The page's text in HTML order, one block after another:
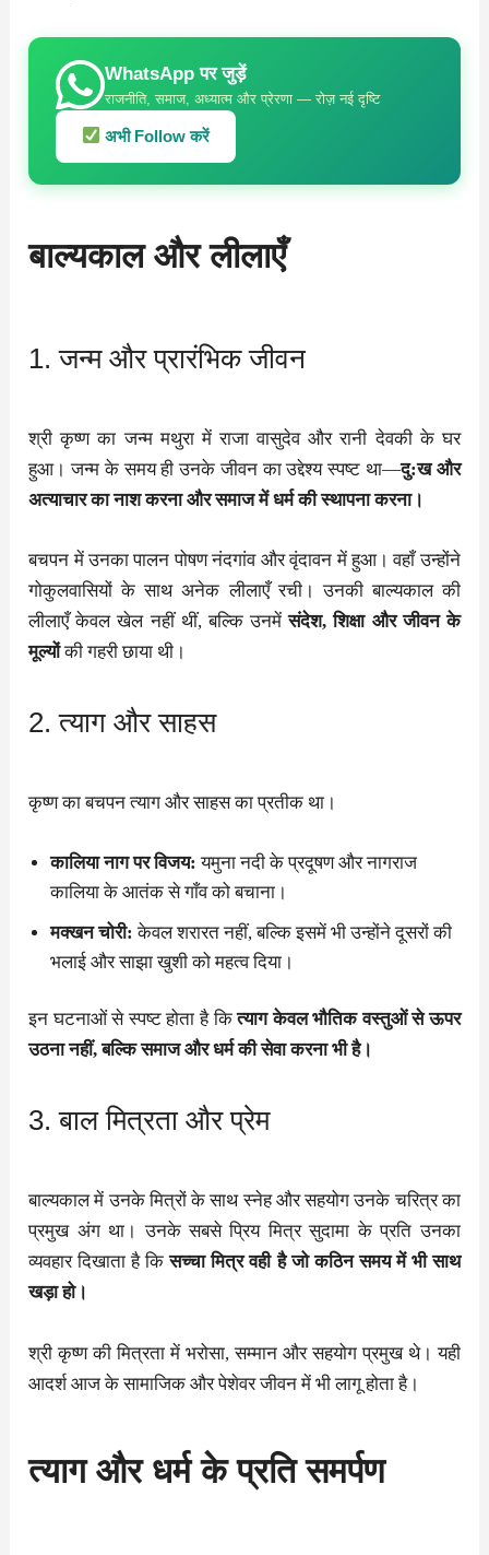
WhatsApp पर जुड़ें
राजनीति, समाज, अध्यात्म और प्रेरणा — रोज़ नई दृष्टि
अभी Follow करें
बाल्यकाल और लीलाएँ
1. जन्म और प्रारंभिक जीवन
श्री कृष्ण का जन्म मथुरा में राजा वासुदेव और रानी देवकी के घर
हुआ। जन्म के समय ही उनके जीवन का उद्देश्य स्पष्ट था—दु:ख और
अत्याचार का नाश करना और समाज में धर्म की स्थापना करना।
बचपन में उनका पालन पोषण नंदगांव और वृंदावन में हुआ। वहाँ उन्होंने
गोकुलवासियों के साथ अनेक लीलाएँ रची। उनकी बाल्यकाल की
लीलाएँ केवल खेल नहीं थीं, बल्कि उनमेंसंदेश, शिक्षा और जीवन के
मूल्योंकी गहरी छाया थी।
2. त्याग और साहस
कृष्ण का बचपन त्याग और साहस का प्रतीक था।
कालिया नाग पर विजय: यमुना नदी के प्रदूषण और नागराज
कालिया के आतंक से गाँव को बचाना।
मक्खन चोरी: केवल शरारत नहीं, बल्कि इसमें भी उन्होंने दूसरों की
भलाई और साझा खुशी को महत्व दिया।
इन घटनाओं से स्पष्ट होता है कित्याग केवल भौतिक वस्तुओं से ऊपर
उठना नहीं, बल्कि समाज और धर्म की सेवा करना भी है।
3. बाल मित्रता और प्रेम
बाल्यकाल में उनके मित्रों के साथ स्नेह और सहयोग उनके चरित्र का
प्रमुख अंग था। उनके सबसे प्रिय मित्र सुदामा के प्रति उनका
व्यवहार दिखाता है किसच्चा मित्र वही है जो कठिन समय में भी साथ
खड़ा हो।
श्री कृष्ण की मित्रता में भरोसा, सम्मान और सहयोग प्रमुख थे। यही
आदर्श आज के सामाजिक और पेशेवर जीवन में भी लागू होता है।
त्याग और धर्म के प्रति समर्पण